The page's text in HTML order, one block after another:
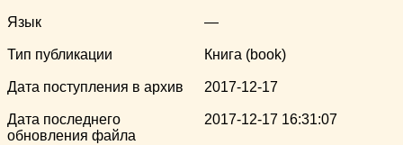
Язык —
Тип публикации Книга (book)
Дата поступления в архив 2017-12-17
Дата последнего
обновления файла
2017-12-17 16:31:07